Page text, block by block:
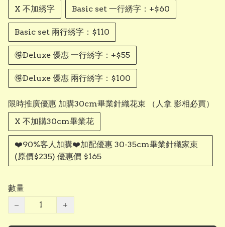
X 不加綉字
Basic set 一行綉字：+$60
Basic set 兩行綉字：$110
🉐Deluxe 優惠 一行綉字：+$55
🉐Deluxe 優惠 兩行綉字：$100
限時推廣優惠 加購30cm畢業針織花束 （人拿 影相必買）
X 不加購30cm畢業花
❤️90%客人加購❤️加配優惠 30-35cm畢業針織家束
(原價$235) 優惠價 $165
數量
−
+